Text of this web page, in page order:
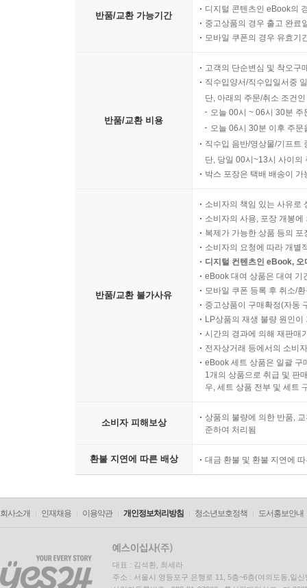
반품/교환 가능기간
디지털 콘텐츠인 eBook의
중고상품의 경우 출고 완료
모바일 쿠폰의 경우 유효기
반품/교환 비용
고객의 단순변심 및 착오구
직수입양서/직수입일서중
단, 아래의 주문/취소 조건
오늘 00시 ~ 06시 30분
오늘 06시 30분 이후 주
직수입 음반/영상물/기프트
단, 당일 00시~13시 사이의
박스 포장은 택배 배송이
반품/교환 불가사유
소비자의 책임 있는 사유로
소비자의 사용, 포장 개봉
복제가 가능한 상품 등의
소비자의 요청에 따라 개별
디지털 컨텐츠인 eBook,
eBook 대여 상품은 대여 기
모바일 쿠폰 등록 후 취소/
중고상품이 구매확정(자동
LP상품의 재생 불량 원인
시간의 경과에 의해 재판매
전자상거래 등에서의 소비
eBook 세트 상품은 일괄 구
1개의 상품으로 취급 및 판
우, 세트 상품 전부 및 세트
소비자 피해보상
상품의 불량에 의한 반품,
준하여 처리됨
환불 지연에 따른 배상 대금 환불 및 환불 지연에
회사소개 인재채용 이용약관 개인정보처리방침 청소년보호정책 도서홍보안내
대표 : 김석환, 최세라
주소 : 서울시 영등포구 은행로 11, 5층~6층(여의도동,일신